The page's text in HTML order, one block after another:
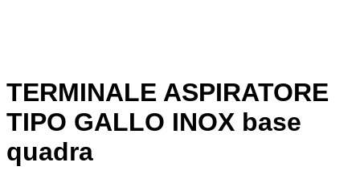
TERMINALE ASPIRATORE
TIPO GALLO INOX base
quadra